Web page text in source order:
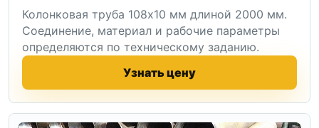
Колонковая труба 108x10 мм длиной 2000 мм.
Соединение, материал и рабочие параметры
определяются по техническому заданию.
Узнать цену